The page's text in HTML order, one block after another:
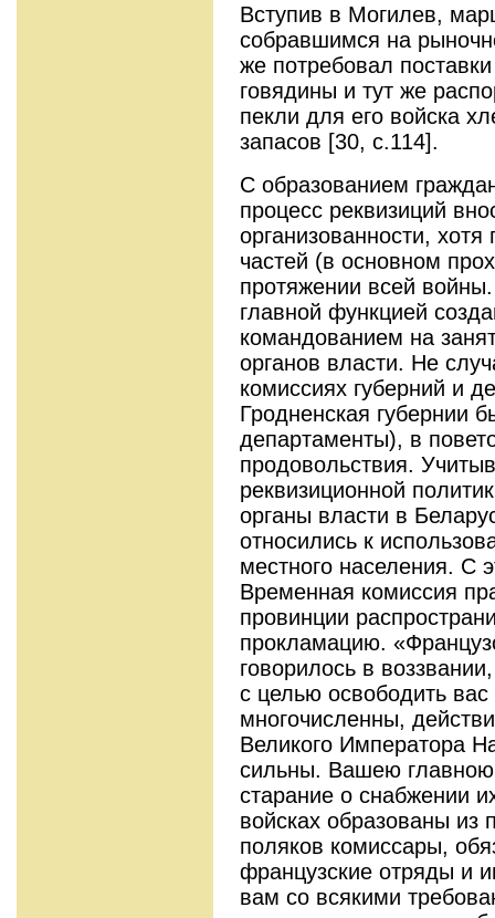
Вступив в Могилев,
собравшимся на
же потребовал
говядины и тут же
пекли для его войска
запасов [30, с.114].
С образованием
процесс реквизиций
организованности,
частей (в основном
протяжении всей
главной функцией
командованием на
органов власти. Не
комиссиях губерний и
Гродненская губернии
департаменты), в
продовольствия.
реквизиционной
органы власти в
относились к
местного населения. С
Временная комиссия
провинции
прокламацию.
говорилось в
с целью освободить
многочисленны,
Великого Императора
сильны. Вашею
старание о снабжении
войсках образованы
поляков комиссары,
французские отряды и
вам со всякими